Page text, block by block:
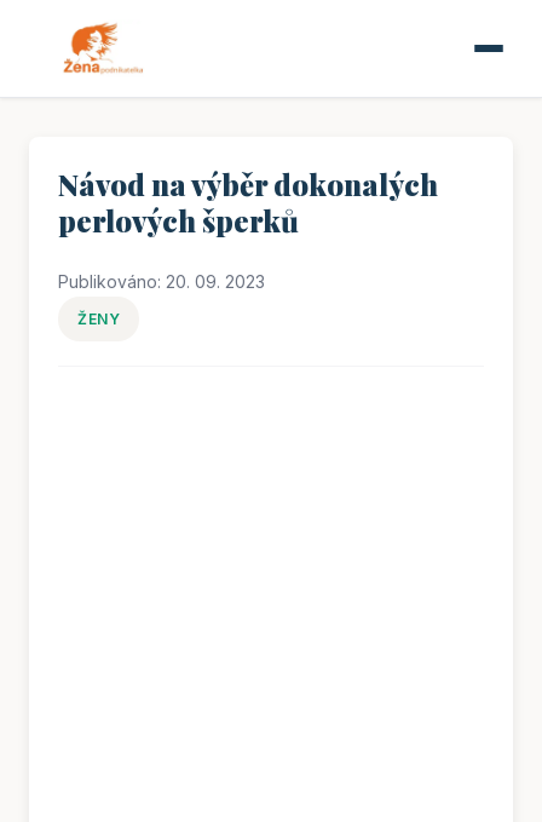
Návod na výběr dokonalých
perlových šperků
Publikováno: 20. 09. 2023
ŽENY